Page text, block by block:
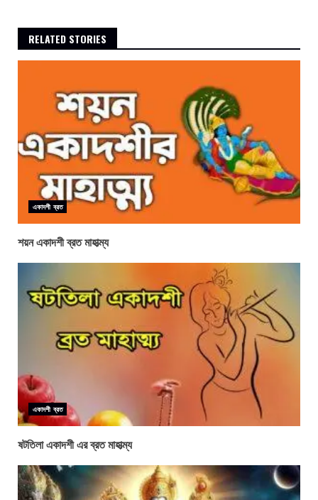
RELATED STORIES
একাদশী ব্রত
শয়ন একাদশী ব্রত মাহাত্ম্য
একাদশী ব্রত
ষটতিলা একাদশী এর ব্রত মাহাত্ম্য